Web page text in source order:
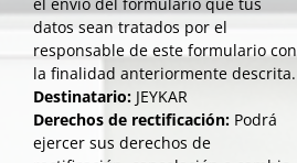
datos sean tratados por el
responsable de este formulario con
la finalidad anteriormente descrita.
Destinatario: JEYKAR
Derechos de rectificación: Podrá
ejercer sus derechos de